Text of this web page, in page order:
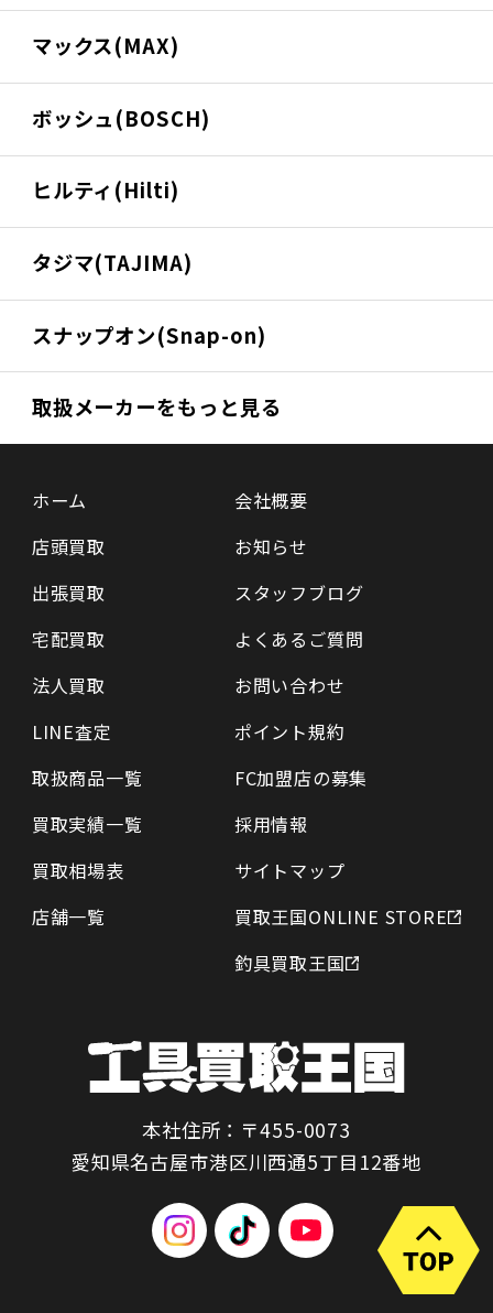
マックス(MAX)
ボッシュ(BOSCH)
ヒルティ(Hilti)
タジマ(TAJIMA)
スナップオン(Snap-on)
取扱メーカーをもっと見る
ホーム
店頭買取
出張買取
宅配買取
法人買取
LINE査定
取扱商品一覧
買取実績一覧
買取相場表
店舗一覧
会社概要
お知らせ
スタッフブログ
よくあるご質問
お問い合わせ
ポイント規約
FC加盟店の募集
採用情報
サイトマップ
買取王国ONLINE STORE
釣具買取王国
本社住所：〒455-0073
愛知県名古屋市港区川西通5丁目12番地